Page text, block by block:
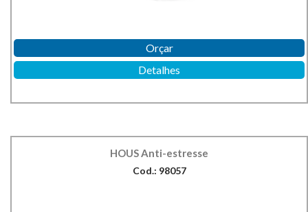
Orçar
Detalhes
HOUS Anti-estresse
Cod.: 98057